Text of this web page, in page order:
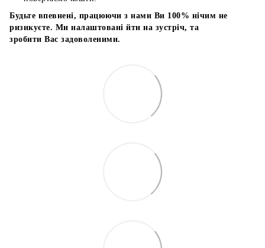
Будьте впевнені, працюючи з нами Ви 100% нічим не
ризикуєте. Ми налаштовані йти на зустріч, та
зробити Вас задоволеними.